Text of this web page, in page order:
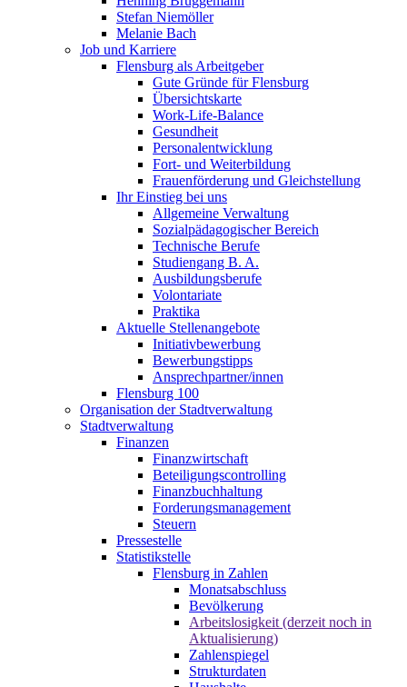
Stefan Niemöller
Melanie Bach
Job und Karriere
Flensburg als Arbeitgeber
Gute Gründe für Flensburg
Übersichtskarte
Work-Life-Balance
Gesundheit
Personalentwicklung
Fort- und Weiterbildung
Frauenförderung und Gleichstellung
Ihr Einstieg bei uns
Allgemeine Verwaltung
Sozialpädagogischer Bereich
Technische Berufe
Studiengang B. A.
Ausbildungsberufe
Volontariate
Praktika
Aktuelle Stellenangebote
Initiativbewerbung
Bewerbungstipps
Ansprechpartner/innen
Flensburg 100
Organisation der Stadtverwaltung
Stadtverwaltung
Finanzen
Finanzwirtschaft
Beteiligungscontrolling
Finanzbuchhaltung
Forderungsmanagement
Steuern
Pressestelle
Statistikstelle
Flensburg in Zahlen
Monatsabschluss
Bevölkerung
Arbeitslosigkeit (derzeit noch in
Aktualisierung)
Zahlenspiegel
Strukturdaten